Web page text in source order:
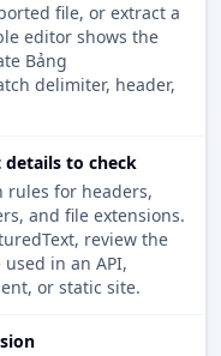
file, or extract a
editor shows the
Bảng
delimiter, header,
to check
rules for headers,
and file extensions.
review the
in an API,
or static site.